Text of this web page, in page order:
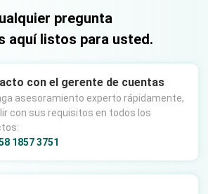
pregunta
aquí listos para usted.
con el gerente de cuentas
asesoramiento experto rápidamente,
con sus requisitos en todos los
1857 3751